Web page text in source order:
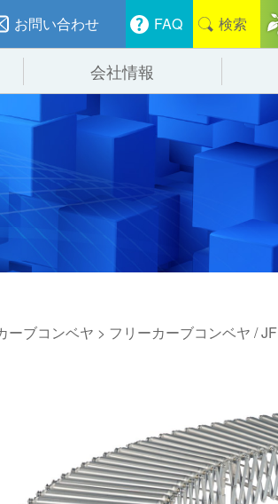
お問い合わせ FAQ 検索
仕分けシステム
保管システム
バンニング・デバンニングシステム
物流
食品
会社情報
会社概要
事業紹介
ーブコンベヤ > フリーカーブコンベヤ / JF